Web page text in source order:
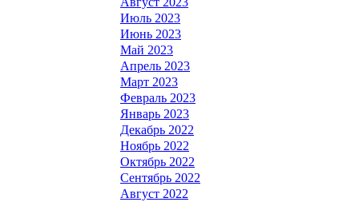
Июль 2023
Июнь 2023
Май 2023
Апрель 2023
Март 2023
Февраль 2023
Январь 2023
Декабрь 2022
Ноябрь 2022
Октябрь 2022
Сентябрь 2022
Август 2022